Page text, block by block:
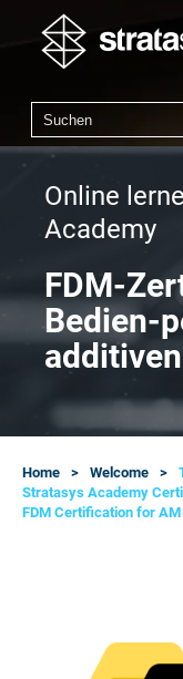
Online
Academy
FDM-
Bedien-
Home Welcome
Stratasys Academy
FDM Certification for